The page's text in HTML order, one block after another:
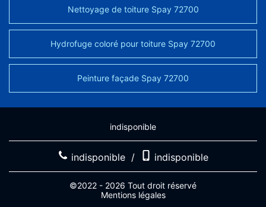
Nettoyage de toiture Spay 72700
Hydrofuge coloré pour toiture Spay 72700
Peinture façade Spay 72700
indisponible
indisponible / indisponible
©2022 - 2026 Tout droit réservé
Mentions légales